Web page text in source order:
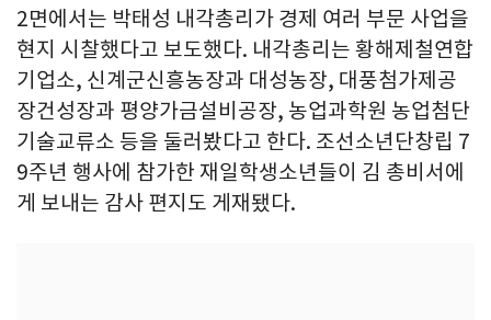
2면에서는 박태성 내각총리가 경제 여러 부문 사업을
현지 시찰했다고 보도했다. 내각총리는 황해제철연합
기업소, 신계군신흥농장과 대성농장, 대풍첨가제공
장건성장과 평양가금설비공장, 농업과학원 농업첨단
기술교류소 등을 둘러봤다고 한다. 조선소년단창립 7
9주년 행사에 참가한 재일학생소년들이 김 총비서에
게 보내는 감사 편지도 게재됐다.